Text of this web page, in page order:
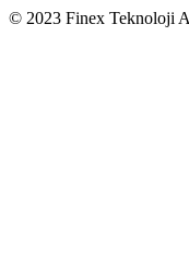
© 2023 Finex Teknoloji